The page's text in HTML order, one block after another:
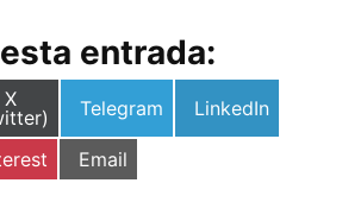
entrada:
Compartir
en
X
Compartir
Telegram
Compartir
LinkedIn
Compartir
en
Email